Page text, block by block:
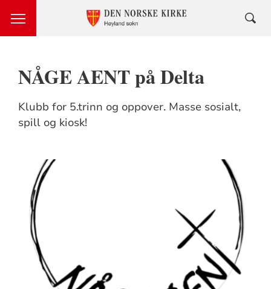
NÅGE AENT på Delta
Klubb for 5.trinn og oppover. Masse sosialt,
spill og kiosk!